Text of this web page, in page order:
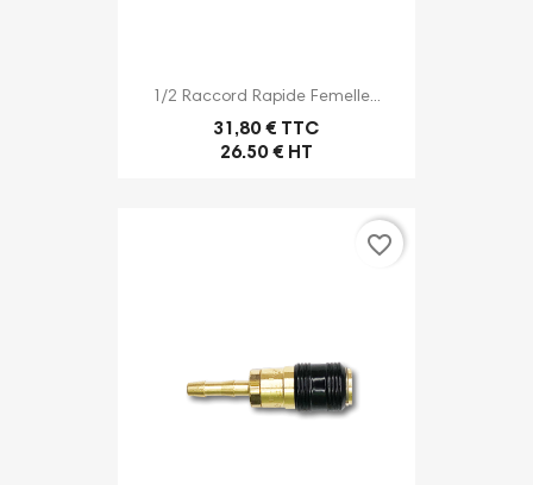
1/2 Raccord Rapide Femelle...
31,80 € TTC
26.50 € HT
favorite_border